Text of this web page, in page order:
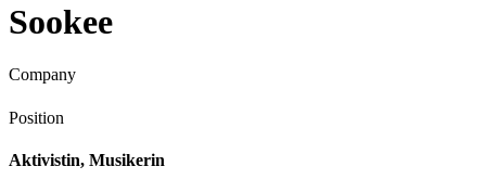
Sookee
Company
Position
Aktivistin, Musikerin